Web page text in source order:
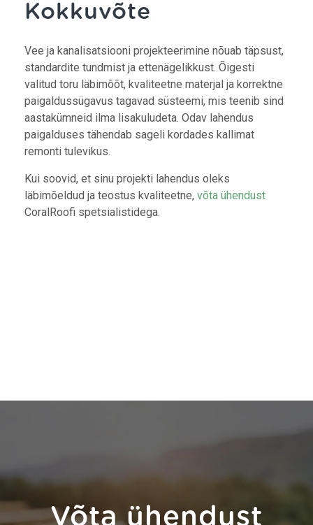
Kokkuvõte
Vee ja kanalisatsiooni projekteerimine nõuab täpsust,
standardite tundmist ja ettenägelikkust. Õigesti
valitud toru läbimõõt, kvaliteetne materjal ja korrektne
paigaldussügavus tagavad süsteemi, mis teenib sind
aastakümneid ilma lisakuludeta. Odav lahendus
paigalduses tähendab sageli kordades kallimat
remonti tulevikus.
Kui soovid, et sinu projekti lahendus oleks
läbimõeldud ja teostus kvaliteetne, võta ühendust
CoralRoofi spetsialistidega.
Võta ühendust